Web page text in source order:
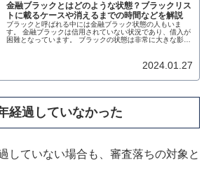
金融ブラックとはどのような状態？ブラックリス
トに載るケースや消えるまでの時間などを解説
ブラックと呼ばれる中には金融ブラック状態の人もいま
す。 金融ブラックは信用されていない状況であり、借入が
困難となっています。 ブラックの状態は非常に大きな影響
2024.01.27
経過していなかった
していない場合も、審査落ちの対象と